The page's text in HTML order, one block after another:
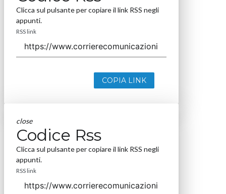
Clicca sul pulsante per copiare il link RSS negli
appunti.
RSS link
COPIA LINK
close
Codice Rss
Clicca sul pulsante per copiare il link RSS negli
appunti.
RSS link